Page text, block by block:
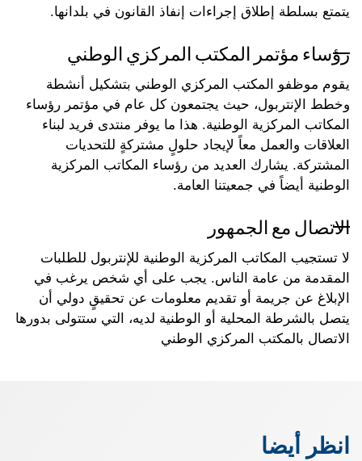
يتمتع بسلطة إطلاق إجراءات إنفاذ القانون في بلدانها.
رؤساء مؤتمر المكتب المركزي الوطني
يقوم موظفو المكتب المركزي الوطني بتشكيل أنشطة
وخطط الإنتربول، حيث يجتمعون كل عام في مؤتمر رؤساء
المكاتب المركزية الوطنية. هذا ما يوفر منتدى فريد لبناء
العلاقات والعمل معاً لإيجاد حلولٍ مشتركةٍ للتحديات
المشتركة. يشارك العديد من رؤساء المكاتب المركزية
الوطنية أيضاً في جمعيتنا العامة.
الاتصال مع الجمهور
لا تستجيب المكاتب المركزية الوطنية للإنتربول للطلبات
المقدمة من عامة الناس. يجب على أي شخص يرغب في
الإبلاغ عن جريمة أو تقديم معلومات عن تحقيقٍ دولي أن
يتصل بالشرطة المحلية أو الوطنية لديه، التي ستتولى بدورها
الاتصال بالمكتب المركزي الوطني
انظر أيضا